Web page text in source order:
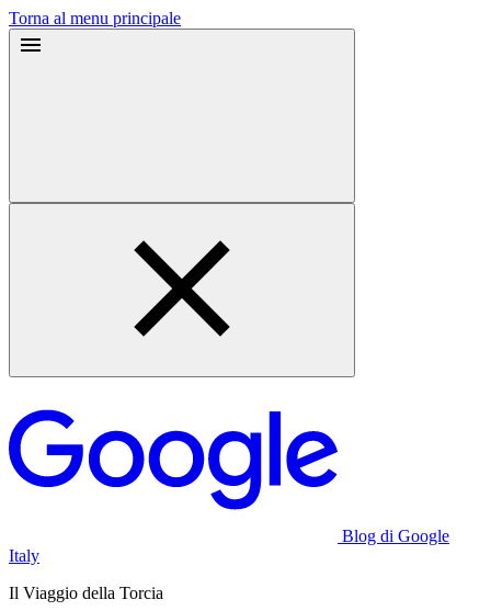
Torna al menu principale
Blog di Google
Italy
Il Viaggio della Torcia